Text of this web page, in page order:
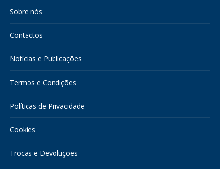
windowwindow
Sobre nós
Contactos
Notícias e Publicações
Termos e Condições
Políticas de Privacidade
Cookies
Trocas e Devoluções